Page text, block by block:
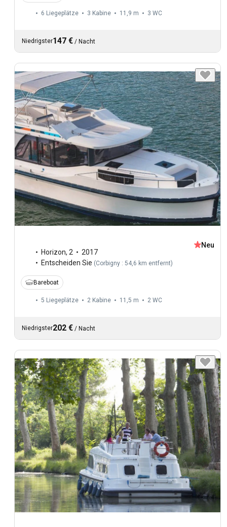
6 Liegeplätze 3 Kabine 11,9 m 3 WC
Niedrigster147 € / Nacht
Horizon, 2
2017
Entscheiden Sie (Corbigny : 54,6 km entfernt)
Neu
Bareboat
5 Liegeplätze 2 Kabine 11,5 m 2 WC
Niedrigster202 € / Nacht